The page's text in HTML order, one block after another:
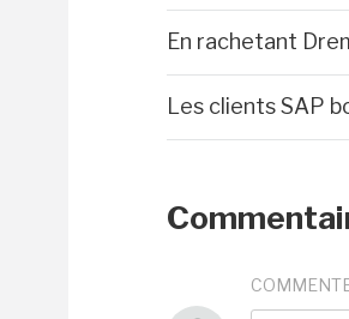
En rachetant
Les clients SAP